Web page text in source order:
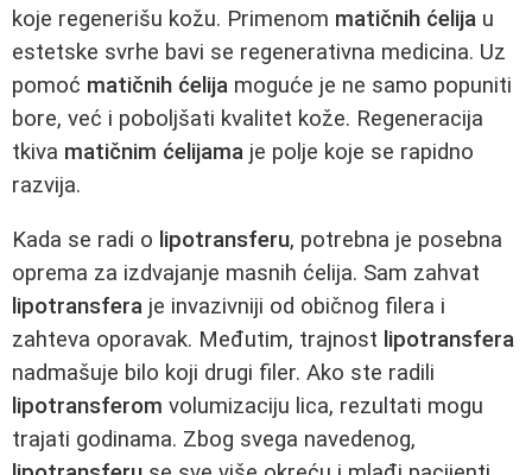
koje regenerišu kožu. Primenom matičnih ćelija u
estetske svrhe bavi se regenerativna medicina. Uz
pomoć matičnih ćelija moguće je ne samo popuniti
bore, već i poboljšati kvalitet kože. Regeneracija
tkiva matičnim ćelijama je polje koje se rapidno
razvija.
Kada se radi o lipotransferu, potrebna je posebna
oprema za izdvajanje masnih ćelija. Sam zahvat
lipotransfera je invazivniji od običnog filera i
zahteva oporavak. Međutim, trajnost lipotransfera
nadmašuje bilo koji drugi filer. Ako ste radili
lipotransferom volumizaciju lica, rezultati mogu
trajati godinama. Zbog svega navedenog,